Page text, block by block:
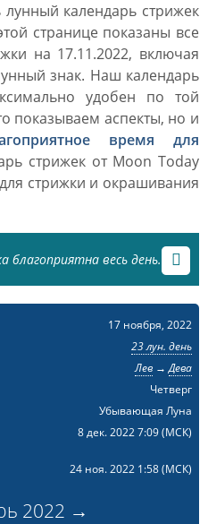
календарь стрижек
странице показаны все
на 17.11.2022, включая
знак. Наш календарь
удобен по той
показываем аспекты, но и
время для
стрижек от Moon Today
стрижки и окрашивания
благоприятна весь день.
17 ноября, 2022
23 лун. день
Лев→Дева
Четверг
Убывающая Луна
8 дек. 2022 7:09(МСК)
24 ноя. 2022 1:58(МСК)
2022 →